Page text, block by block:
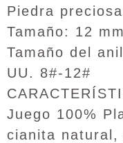
Piedra
Tamaño: 12
Tamaño del
UU. 8#-12#
Juego 100%
cianita